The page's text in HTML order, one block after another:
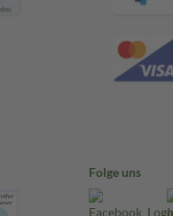
Folge uns